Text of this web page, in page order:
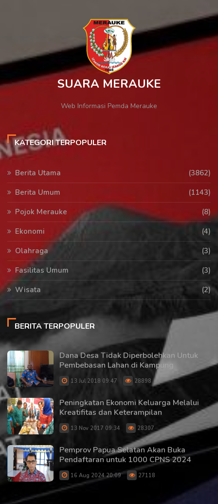
SUARA MERAUKE
Web Informasi Pemda Merauke
KATEGORI TERPOPULER
Berita Utama
(3862)
Berita Umum
(1143)
Pojok Merauke
(8)
Ekonomi
(4)
Olahraga
(3)
Fasilitas Umum
(3)
Wisata
(2)
BERITA TERPOPULER
Dana Desa Tidak Diperbolehkan Untuk
Pembebasan Lahan di Kampung
13 Jul 2018 09:47 28898
Peningkatan Ekonomi Keluarga Melalui
Kreatifitas dan Keterampilan
13 Nov 2017 09:34 28307
Pemprov Papua Selatan Akan Buka
Pendaftaran untuk 1000 CPNS 2024
16 Aug 2024 20:09 27118